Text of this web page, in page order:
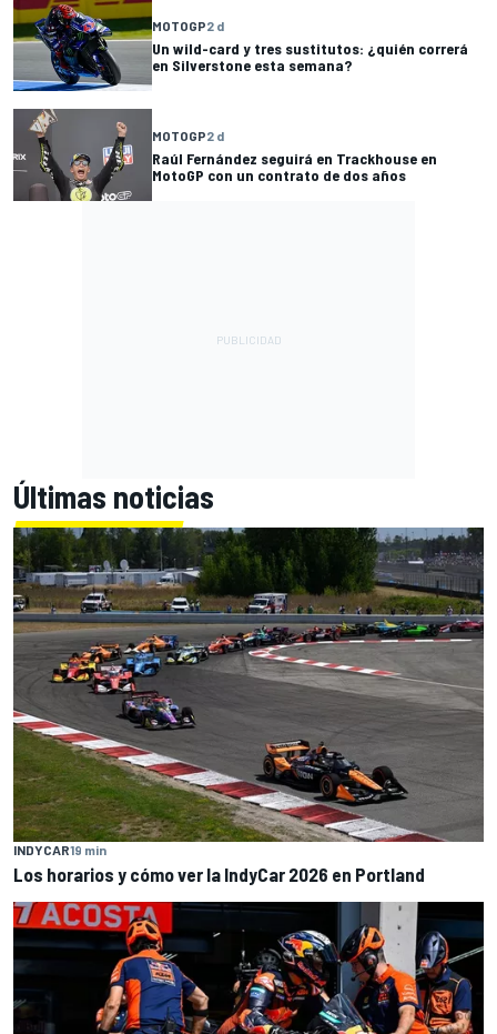
MOTOGP2 d
Un wild-card y tres sustitutos: ¿quién correrá
en Silverstone esta semana?
MOTOGP2 d
Raúl Fernández seguirá en Trackhouse en
MotoGP con un contrato de dos años
Últimas noticias
INDYCAR19 min
Los horarios y cómo ver la IndyCar 2026 en Portland